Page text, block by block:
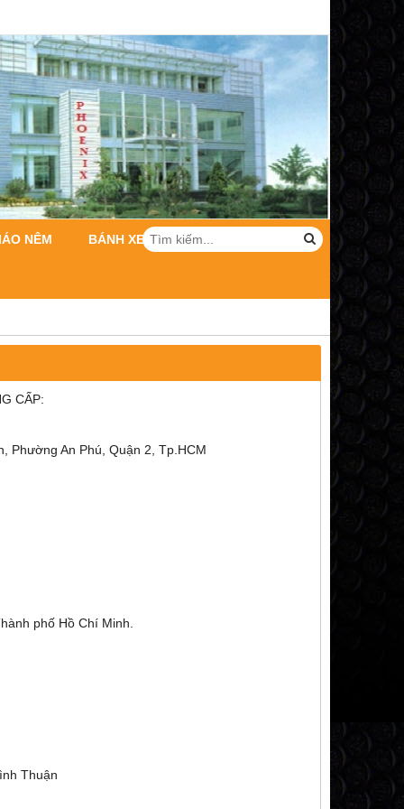
NÊM BÁNH XE DÀN GIÁO HÌNH ẢNH
CẤP:
An Phú, Quận 2, Tp.HCM
phố Hồ Chí Minh.
Thuận